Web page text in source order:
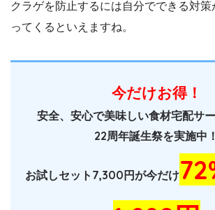
クラゲを防止するには自分でできる対
ってくるといえますね。
今だけお得！
安全、安心で美味しい食材宅配サ
22周年誕生祭を実施中！
お試しセット7,300円が今だけ